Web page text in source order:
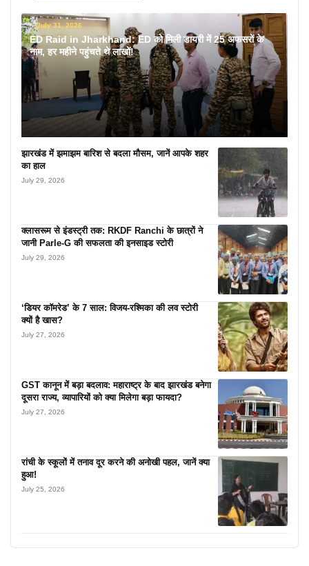
July 31, 2026
ED Raid in Jharkhand: ED को मिली डायरी में 25 अफसरों के
नाम, हर महीने पहुंचते थे लाखों!
झारखंड में झमाझम बारिश से बदला मौसम, जानें आपके शहर
का हाल
July 29, 2026
क्लासरूम से इंडस्ट्री तक: RKDF Ranchi के छात्रों ने
जानी Parle-G की सफलता की इनसाइड स्टोरी
July 29, 2026
‘डियर कॉमरेड’ के 7 साल: विजय-रश्मिका की लव स्टोरी
क्यों है खास?
July 27, 2026
GST कानून में बड़ा बदलाव: महाराष्ट्र के बाद झारखंड बनेगा
दूसरा राज्य, व्यापारियों को क्या मिलेगा बड़ा फायदा?
July 27, 2026
रांची के स्कूलों में तनाव दूर करने की अनोखी पहल, जानें क्या
हुआ!
July 25, 2026